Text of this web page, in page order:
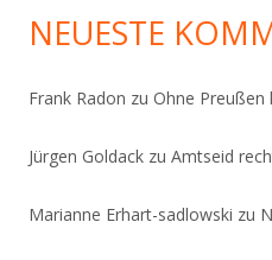
NEUESTE
Frank Radon zu Ohne Preußen
Jürgen Goldack zu Amtseid
Marianne Erhart-sadlowski zu